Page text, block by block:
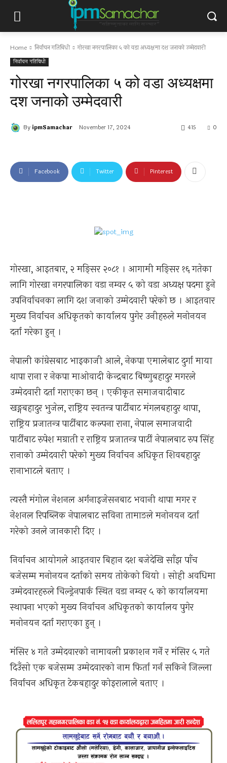
Home निर्वाचन गतिबिधी गोरखा नगरपालिका ५ को वडा अध्यक्षमा दश जनाको उम्मेदवारी
निर्वाचन गतिबिधी
गोरखा नगरपालिका ५ को वडा अध्यक्षमा
दश जनाको उम्मेदवारी
By ipmSamachar November 17, 2024 0
415
Facebook Twitter Pinterest
गोरखा, आइतबार, २ मङ्सिर २०८१ । आगामी मङ्सिर १६ गतेका
लागि गोरखा नगरपालिका वडा नम्वर ५ को वडा अध्यक्ष पदमा हुने
उपनिर्वाचनका लागि दश जनाको उम्मेदवारी परेको छ । आइतवार
मुख्य निर्वाचन अधिकृतको कार्यालय पुगेर उनीहरुले मनोनयन
दर्ता गरेका हुन् ।
नेपाली कांग्रेसबाट भाइकाजी आले, नेकपा एमालेबाट दुर्गा माया
थापा राना र नेकपा माओवादी केन्द्रबाट बिष्णुबहादुर मगरले
उम्मेदवारी दर्ता गराएका छन् । एकीकृत समाजवादीबाट
खङ्गबहादुर भुजेल, राष्ट्रिय स्वतन्त्र पार्टीबाट मंगलबहादुर थापा,
राष्ट्रिय प्रजातन्त्र पार्टीबाट कल्पना राना, नेपाल समाजवादी
पार्टीबाट रुपेश मग्राती र राष्ट्रिय प्रजातन्त्र पार्टी नेपालबाट रुप सिंह
रानाको उम्मेदवारी परेको मुख्य निर्वाचन अधिकृत शिवबहादुर
रानाभाटले बताए ।
त्यस्तै मंगोल नेशनल अर्गनाइजेसनबाट भवानी थापा मगर र
नेशनल रिपब्लिक नेपालबाट सविना तामाङले मनोनयन दर्ता
गरेको उनले जानकारी दिए ।
निर्वाचन आयोगले आइतवार बिहान दश बजेदेखि साँझ पाँच
बजेसम्म मनोनयन दर्ताको समय तोकेको थियो । सोही अवधिमा
उम्मेदवारहरुले चिल्ड्रेनपार्क स्थित वडा नम्वर ५ को कार्यालयमा
स्थापना भएको मुख्य निर्वाचन अधिकृतको कार्यालय पुगेर
मनोनयन दर्ता गराएका हुन् ।
मंसिर ४ गते उम्मेदवारको नामावली प्रकाशन गर्ने र मंसिर ५ गते
दिउँसो एक बजेसम्म उम्मेदवारको नाम फिर्ता गर्न सकिने जिल्ला
निर्वाचन अधिकृत टेकबहादुर कोइरालाले बताए ।